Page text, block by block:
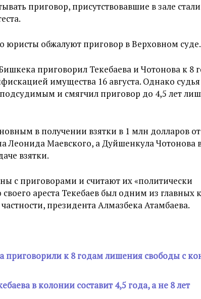
приговор, присутствовавшие в зале
юристы обжалуют приговор в Верховном суде.
приговорил Текебаева и Чотонова к 8
имущества 16 августа. Однако судья
и смягчил приговор до 4,5 лет
в получении взятки в 1 млн долларов от
Леонида Маевского, а Дуйшенкула Чотонова
взятки.
с приговорами и считают их «политически
ареста Текебаев был одним из главных
президента Алмазбека Атамбаева.
приговорили к 8 годам лишения свободы с
в колонии составит 4,5 года, а не 8 лет